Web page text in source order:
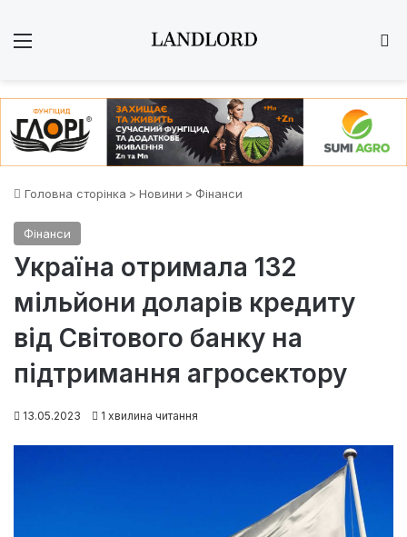
Головна сторінка > Новини > Фінанси
Фінанси
Україна отримала 132
мільйони доларів кредиту
від Світового банку на
підтримання агросектору
13.05.2023 1 хвилина читання